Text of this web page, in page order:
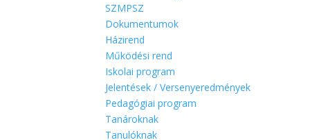
SZMPSZ
Dokumentumok
Házirend
Működési rend
Iskolai program
Jelentések / Versenyeredmények
Pedagógiai program
Tanároknak
Tanulóknak